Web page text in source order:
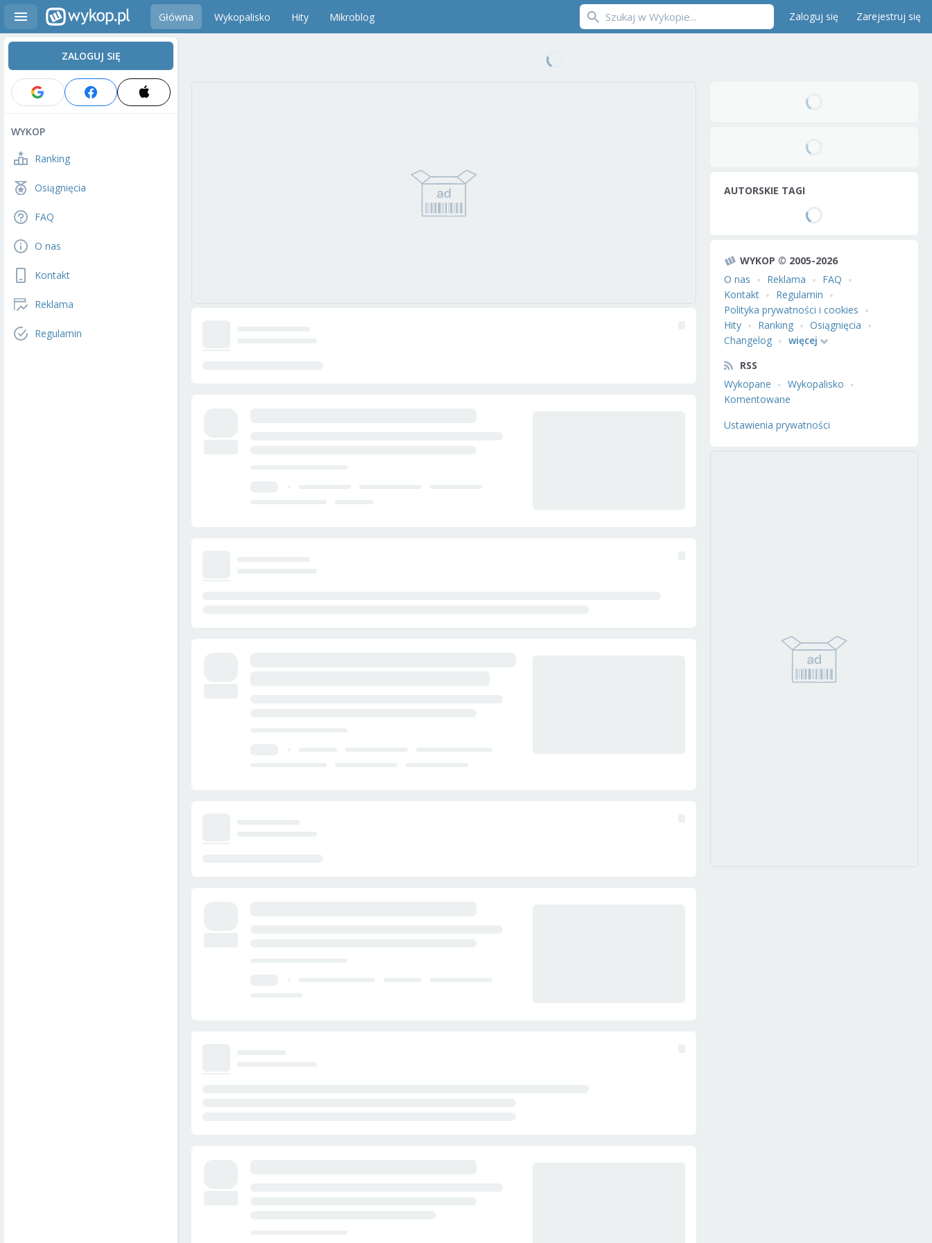
Główna Wykopalisko Hity Mikroblog Zaloguj się Zarejestruj się
ZALOGUJ SIĘ
WYKOP
Ranking
Osiągnięcia
FAQ
O nas
Kontakt
Reklama
Regulamin
AUTORSKIE TAGI
WYKOP © 2005-2026
O nas
Reklama
FAQ
Kontakt
Regulamin
Polityka prywatności i cookies
Hity
Ranking
Osiągnięcia
Changelog
więcej
RSS
Wykopane
Wykopalisko
Komentowane
Ustawienia prywatności